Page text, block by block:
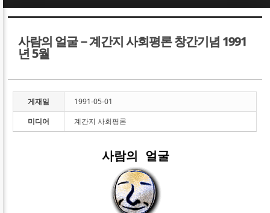
사람의 얼굴－계간지 사회평론 창간기념 1991
년 5월
게재일
1991-05-01
미디어
계간지 사회평론
사람의 얼굴
Sketchbook5, 스케치북5
Sketchbook5, 스케치북5
Sketchbook5, 스케치북5
Sketchbook5, 스케치북5